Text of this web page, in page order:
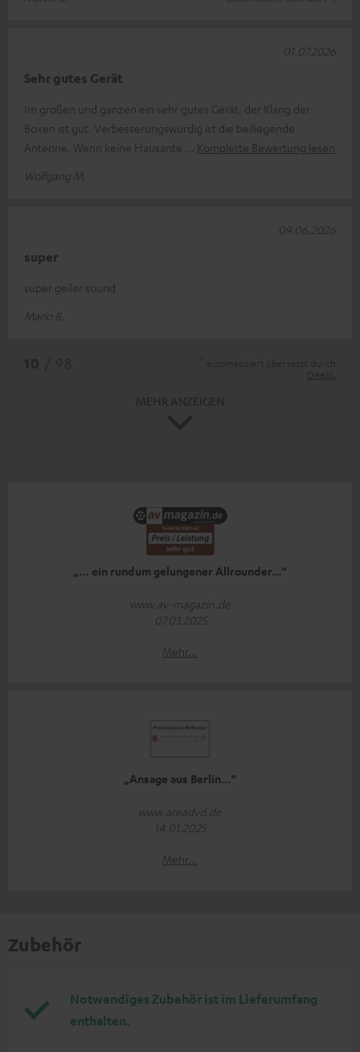
Sehr gutes Gerät
Im großen und ganzen ein sehr gutes Gerät, der Klang der
Boxen ist gut. Verbesserungswürdig ist die beiliegende
Antenne. Wenn keine Hausante
Komplette Bewertung lesen
Wolfgang M.
01.07.2026
super
super geiler sound
Mario B.
09.06.2026
„… ein rundum gelungener Allrounder…“
www.av-magazin.de
07.03.2025
Mehr...
„Ansage aus Berlin…“
www.areadvd.de
14.01.2025
Mehr...
Zubehör
Notwendiges Zubehör ist im Lieferumfang
enthalten.